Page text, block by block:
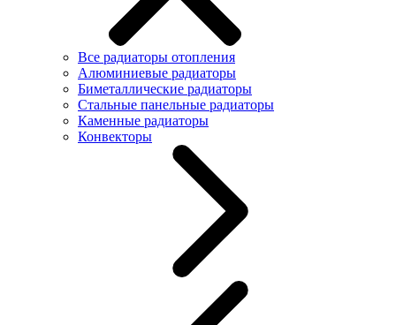
Все радиаторы отопления
Алюминиевые радиаторы
Биметаллические радиаторы
Стальные панельные радиаторы
Каменные радиаторы
Конвекторы